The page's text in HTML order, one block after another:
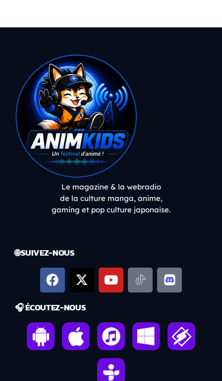
Le magazine & la webradio
de la culture manga, anime,
gaming et pop culture japonaise.
🌐 SUIVEZ-NOUS
🎧 ÉCOUTEZ-NOUS